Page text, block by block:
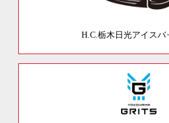
H.C.栃木日光アイスバ